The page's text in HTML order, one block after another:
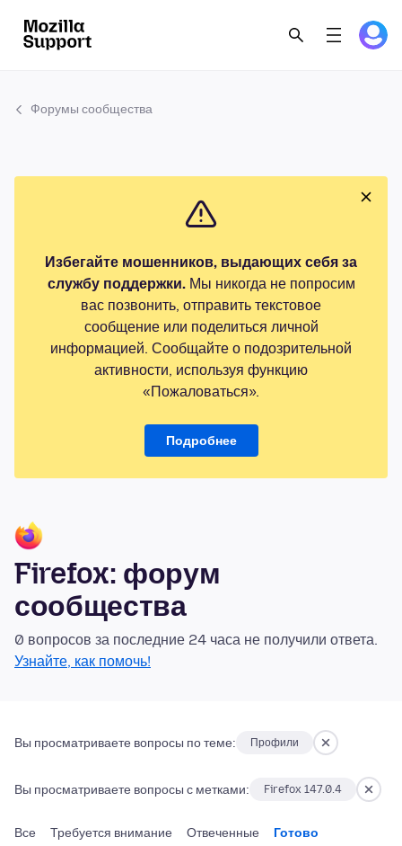
Форумы сообщества
Избегайте мошенников, выдающих себя за
службу поддержки.Мы никогда не попросим
вас позвонить, отправить текстовое
сообщение или поделиться личной
информацией. Сообщайте о подозрительной
активности, используя функцию
«Пожаловаться».
Подробнее
Firefox: форум
сообщества
0 вопросов за последние 24 часа не получили ответа.
Узнайте, как помочь!
Вы просматриваете вопросы по теме: Профили
Вы просматриваете вопросы с метками: Firefox 147.0.4
Все Требуется внимание Отвеченные Готово